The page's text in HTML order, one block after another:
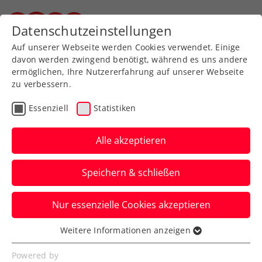
Zurück zur Newsübersicht
Turniere
Erste Bank Open:
Farewell-Party für Thiem
– Sieg, Ehrung und
Konfettiregen
5000 Zuschauer:innen lassen das ÖTV-Ass
vorm letzten ATP-Turnierstart in Wien
nochmal hochleben.
Datenschutzeinstellungen
Auf unserer Webseite werden Cookies verwendet. Einige
davon werden zwingend benötigt, während es uns andere
ermöglichen, Ihre Nutzererfahrung auf unserer Webseite
zu verbessern.
Essenziell Statistiken
Alle akzeptieren
Speichern & schließen
Nur essenzielle Cookies akzeptieren
Essenziell
Essenzielle Cookies werden für grundlegende
Weitere Informationen anzeigen
Powered by